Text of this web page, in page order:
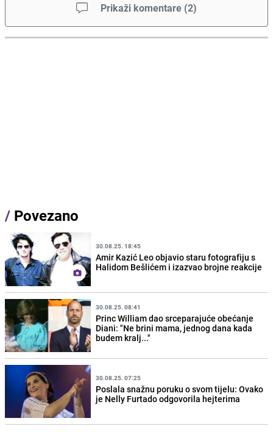
Prikaži komentare (2)
/ Povezano
30.08.25. 18:45
Amir Kazić Leo objavio staru fotografiju s
Halidom Bešlićem i izazvao brojne reakcije
30.08.25. 08:41
Princ William dao srceparajuće obećanje
Diani: "Ne brini mama, jednog dana kada
budem kralj..."
30.08.25. 07:25
Poslala snažnu poruku o svom tijelu: Ovako
je Nelly Furtado odgovorila hejterima